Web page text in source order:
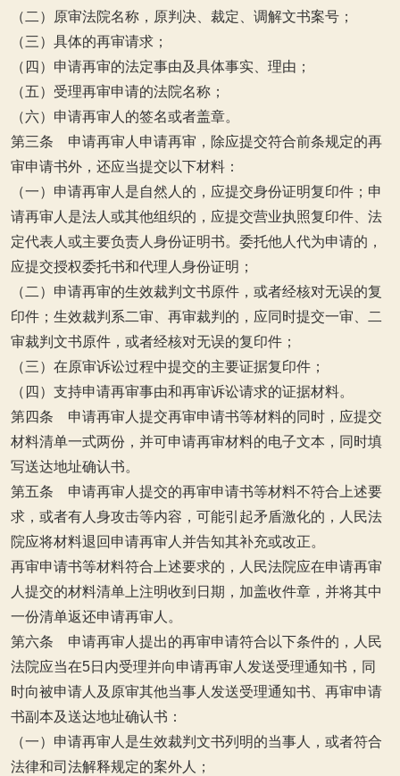
（二）原审法院名称，原判决、裁定、调解文书案号；
（三）具体的再审请求；
（四）申请再审的法定事由及具体事实、理由；
（五）受理再审申请的法院名称；
（六）申请再审人的签名或者盖章。
第三条 申请再审人申请再审，除应提交符合前条规定的再
审申请书外，还应当提交以下材料：
（一）申请再审人是自然人的，应提交身份证明复印件；申
请再审人是法人或其他组织的，应提交营业执照复印件、法
定代表人或主要负责人身份证明书。委托他人代为申请的，
应提交授权委托书和代理人身份证明；
（二）申请再审的生效裁判文书原件，或者经核对无误的复
印件；生效裁判系二审、再审裁判的，应同时提交一审、二
审裁判文书原件，或者经核对无误的复印件；
（三）在原审诉讼过程中提交的主要证据复印件；
（四）支持申请再审事由和再审诉讼请求的证据材料。
第四条 申请再审人提交再审申请书等材料的同时，应提交
材料清单一式两份，并可申请再审材料的电子文本，同时填
写送达地址确认书。
第五条 申请再审人提交的再审申请书等材料不符合上述要
求，或者有人身攻击等内容，可能引起矛盾激化的，人民法
院应将材料退回申请再审人并告知其补充或改正。
再审申请书等材料符合上述要求的，人民法院应在申请再审
人提交的材料清单上注明收到日期，加盖收件章，并将其中
一份清单返还申请再审人。
第六条 申请再审人提出的再审申请符合以下条件的，人民
法院应当在5日内受理并向申请再审人发送受理通知书，同
时向被申请人及原审其他当事人发送受理通知书、再审申请
书副本及送达地址确认书：
（一）申请再审人是生效裁判文书列明的当事人，或者符合
法律和司法解释规定的案外人；